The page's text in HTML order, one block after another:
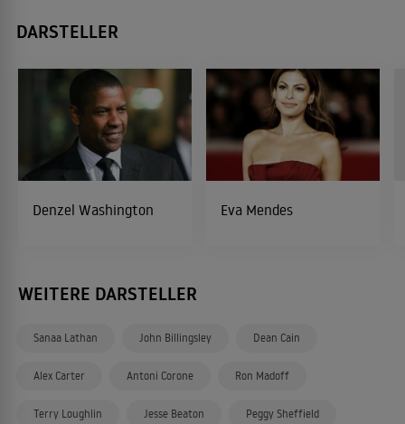
DARSTELLER
Denzel Washington Eva Mendes
WEITERE DARSTELLER
Sanaa Lathan John Billingsley Dean Cain
Alex Carter Antoni Corone Ron Madoff
Terry Loughlin Jesse Beaton Peggy Sheffield